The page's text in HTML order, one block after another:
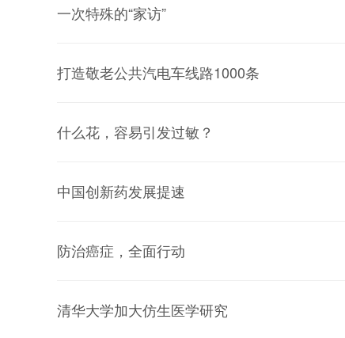
一次特殊的“家访”
打造敬老公共汽电车线路1000条
什么花，容易引发过敏？
中国创新药发展提速
防治癌症，全面行动
清华大学加大仿生医学研究